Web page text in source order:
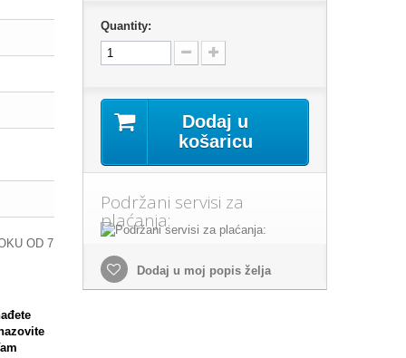
OD 7
Quantity:
Dodaj u
košaricu
Podržani servisi za
plaćanja:
Dodaj u moj popis želja